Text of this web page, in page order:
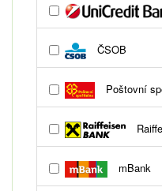
ČSOB
Poštovní
mBank